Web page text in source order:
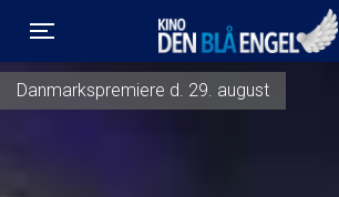
Toggle navigation
Kino Den Blå Engel
Danmarkspremiere d. 29. august